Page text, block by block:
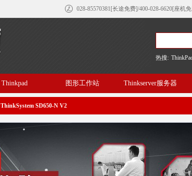
028-85570381[长途免费]/400-028-6620[座机
热搜:
Thinkpad 图形工作站 Thinkserver服务器
ThinkSystem SD650-N V2